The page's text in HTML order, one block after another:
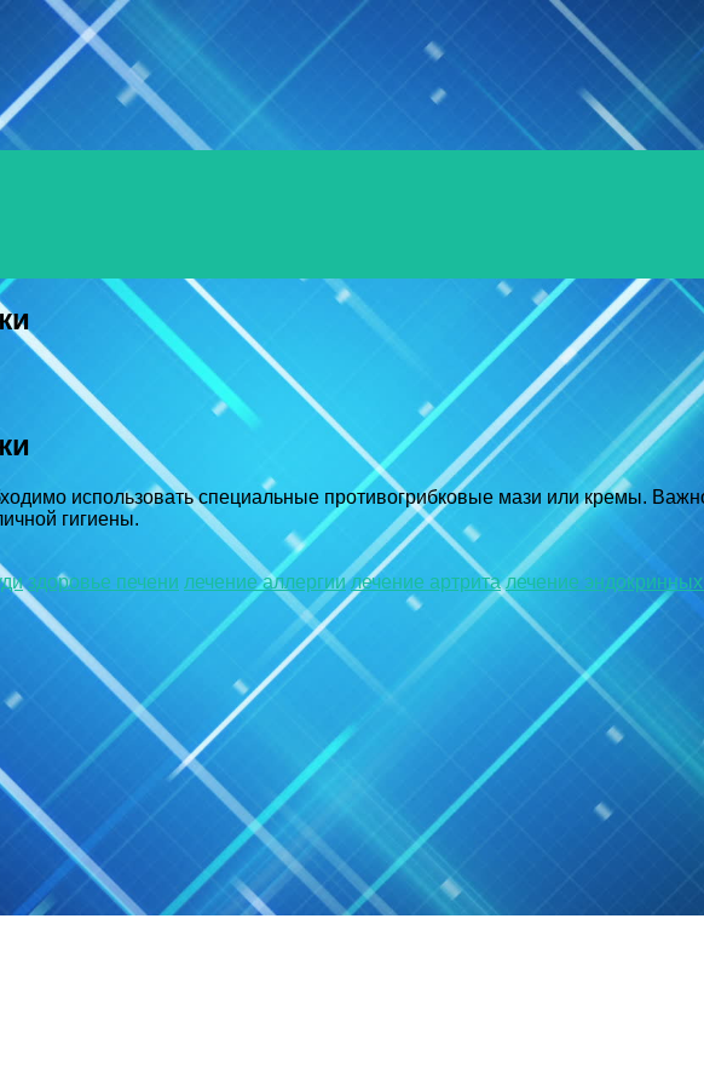
использовать специальные противогрибковые мази или кремы.
гигиены.
здоровье печени лечение аллергии лечение артрита лечение